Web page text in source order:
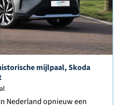
mijlpaal, Skoda
Nederland opnieuw een